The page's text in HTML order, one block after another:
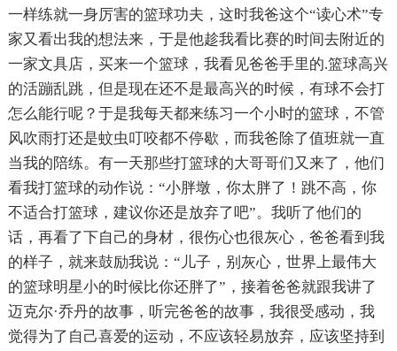
一样练就一身厉害的篮球功夫，这时我爸这个“读心术”专
家又看出我的想法来，于是他趁我看比赛的时间去附近的
一家文具店，买来一个篮球，我看见爸爸手里的.篮球高兴
的活蹦乱跳，但是现在还不是最高兴的时候，有球不会打
怎么能行呢？于是我每天都来练习一个小时的篮球，不管
风吹雨打还是蚊虫叮咬都不停歇，而我爸除了值班就一直
当我的陪练。有一天那些打篮球的大哥哥们又来了，他们
看我打篮球的动作说：“小胖墩，你太胖了！跳不高，你
不适合打篮球，建议你还是放弃了吧”。我听了他们的
话，再看了下自己的身材，很伤心也很灰心，爸爸看到我
的样子，就来鼓励我说：“儿子，别灰心，世界上最伟大
的篮球明星小的时候比你还胖了”，接着爸爸就跟我讲了
迈克尔·乔丹的故事，听完爸爸的故事，我很受感动，我
觉得为了自己喜爱的运动，不应该轻易放弃，应该坚持到